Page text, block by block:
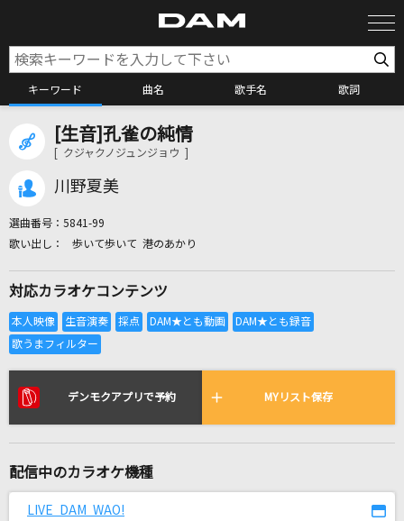
キーワード 曲名 歌手名 歌詞
カラオケ検索
全国りれき
リアルタイムで歌われている曲の一覧
勇者(ビデオクリップバージョン)
Mellow Addiction
MELLOW DEAR US
[生音]孔雀の純情
[ クジャクノジュンジョウ ]
川野夏美
選曲番号： 5841-99
歩いて歩いて 港のあかり
対応カラオケコンテンツ
デンモクアプリで予約 MYリスト保存
配信中のカラオケ機種
LIVE DAM WAO!